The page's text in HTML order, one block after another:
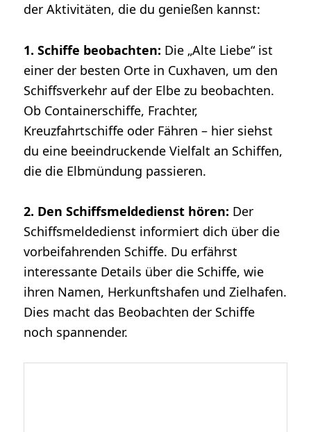
der Aktivitäten, die du genießen kannst:
1. Schiffe beobachten: Die „Alte Liebe“ ist
einer der besten Orte in Cuxhaven, um den
Schiffsverkehr auf der Elbe zu beobachten.
Ob Containerschiffe, Frachter,
Kreuzfahrtschiffe oder Fähren – hier siehst
du eine beeindruckende Vielfalt an Schiffen,
die die Elbmündung passieren.
2. Den Schiffsmeldedienst hören: Der
Schiffsmeldedienst informiert dich über die
vorbeifahrenden Schiffe. Du erfährst
interessante Details über die Schiffe, wie
ihren Namen, Herkunftshafen und Zielhafen.
Dies macht das Beobachten der Schiffe
noch spannender.